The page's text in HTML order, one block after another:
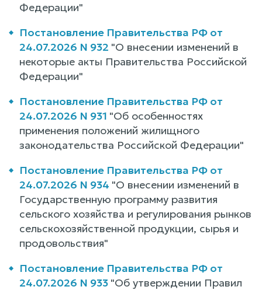
Федерации"
Постановление Правительства РФ от
24.07.2026 N 932 "О внесении изменений в
некоторые акты Правительства Российской
Федерации"
Постановление Правительства РФ от
24.07.2026 N 931 "Об особенностях
применения положений жилищного
законодательства Российской Федерации"
Постановление Правительства РФ от
24.07.2026 N 934 "О внесении изменений в
Государственную программу развития
сельского хозяйства и регулирования рынков
сельскохозяйственной продукции, сырья и
продовольствия"
Постановление Правительства РФ от
24.07.2026 N 933 "Об утверждении Правил